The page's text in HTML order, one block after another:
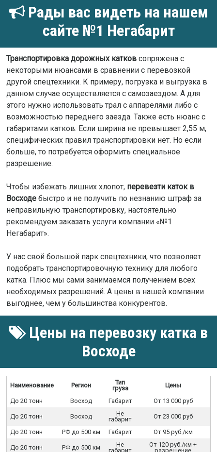
Рады вас видеть на нашем
сайте №1 Негабарит
Транспортировка дорожных катковсопряжена с
некоторыми нюансами в сравнении с перевозкой
другой спецтехники. К примеру, погрузка и выгрузка в
данном случае осуществляется с самозаездом. А для
этого нужно использовать трал с аппарелями либо с
возможностью переднего заезда. Также есть нюанс с
габаритами катков. Если ширина не превышает 2,55 м,
специфических правил транспортировки нет. Но если
больше, то потребуется оформить специальное
разрешение.
Чтобы избежать лишних хлопот, перевезти каток в
Восходебыстро и не получить по незнанию штраф за
неправильную транспортировку, настоятельно
рекомендуем заказать услуги компании «№1
Негабарит».
У нас свой большой парк спецтехники, что позволяет
подобрать транспортировочную технику для любого
катка. Плюс мы сами занимаемся получением всех
необходимых разрешений. А цены в нашей компании
выгоднее, чем у большинства конкурентов.
Цены на перевозку катка в
Восходе
Наименование Регион
Тип
груза
Цены
До 20 тонн Восход Габарит От 13 000 руб
До 20 тонн Восход
Не
габарит
От 23 000 руб
До 20 тонн РФ до 500 км Габарит От 95 руб./км
До 20 тонн РФ до 500 км
Не
габарит
От 120 руб./км +
разрешение